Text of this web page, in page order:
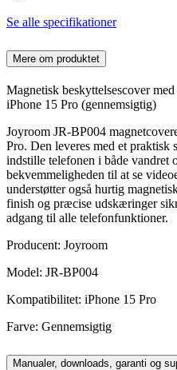
Se alle specifikationer
Mere om produktet
Magnetisk beskyttelsescover
iPhone 15 Pro (gennemsigtig)
Joyroom JR-BP004
Pro. Den leveres med et
indstille telefonen i både vandret
bekvemmeligheden til at se
understøtter også hurtig
finish og præcise udskæringer
adgang til alle telefonfunktioner.
Producent: Joyroom
Model: JR-BP004
Kompatibilitet: iPhone 15 Pro
Farve: Gennemsigtig
Manualer, downloads, garanti og